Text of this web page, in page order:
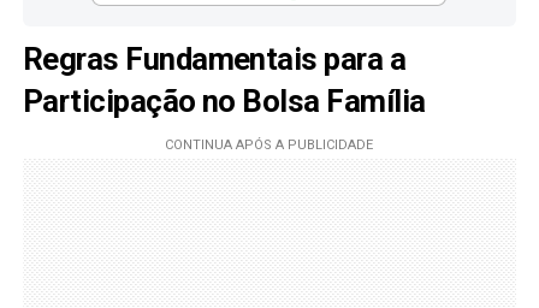
Regras Fundamentais para a
Participação no Bolsa Família